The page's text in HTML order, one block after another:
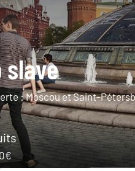
slave
: Moscou et Saint-